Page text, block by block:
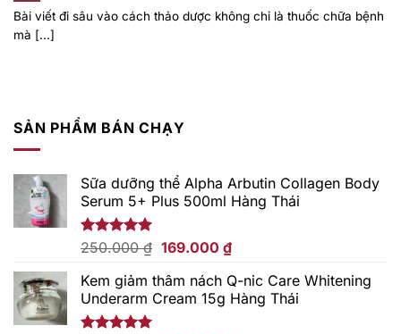
Bài viết đi sâu vào cách thảo dược không chỉ là thuốc chữa bệnh
mà [...]
SẢN PHẨM BÁN CHẠY
Sữa dưỡng thể Alpha Arbutin Collagen Body
Serum 5+ Plus 500ml Hàng Thái
Được xếp
5 sao
250.000₫ Giá
là:
250.000 ₫.
169.000 ₫Giá
tại
là:
Kem giảm thâm nách Q-nic Care Whitening
Underarm Cream 15g Hàng Thái